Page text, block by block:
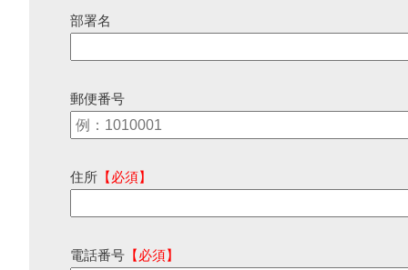
部署名
郵便番号
住所 【必須】
電話番号 【必須】